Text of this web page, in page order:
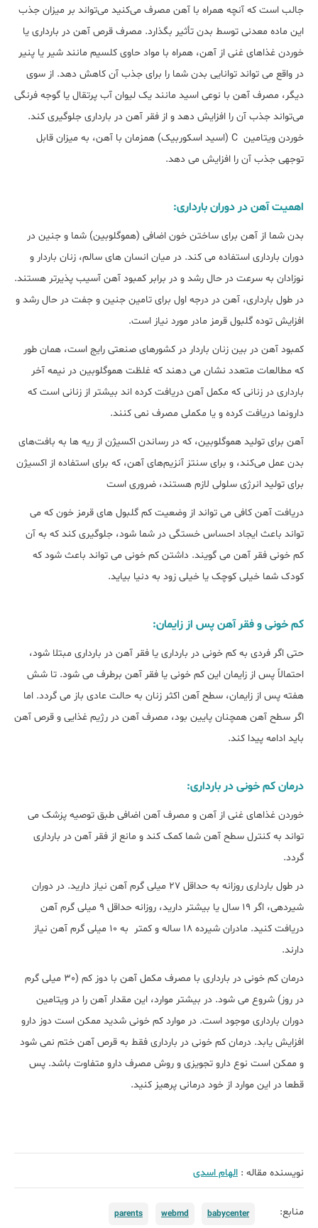
جالب است که آنچه همراه با آهن مصرف می‌کنید می‌تواند بر میزان جذب
این ماده معدنی توسط بدن تأثیر بگذارد. مصرف قرص آهن در بارداری یا
خوردن غذاهای غنی از آهن، همراه با مواد حاوی کلسیم مانند شیر یا پنیر
در واقع می تواند توانایی بدن شما را برای جذب آن کاهش دهد. از سوی
دیگر، مصرف آهن با نوعی اسید مانند یک لیوان آب پرتقال یا گوجه‌ فرنگی
می‌تواند جذب آن را افزایش دهد و از فقر آهن در بارداری جلوگیری کند.
خوردن ویتامین C (اسید اسکوربیک) همزمان با آهن، به میزان قابل
توجهی جذب آن را افزایش می دهد.
اهمیت آهن در دوران بارداری:
بدن شما از آهن برای ساختن خون اضافی (هموگلوبین) شما و جنین در
دوران بارداری استفاده می کند. در میان انسان های سالم، زنان باردار و
نوزادان به سرعت در حال رشد و در برابر کمبود آهن آسیب پذیرتر هستند.
در طول بارداری، آهن در درجه اول برای تامین جنین و جفت در حال رشد و
افزایش توده گلبول قرمز مادر مورد نیاز است.
کمبود آهن در بین زنان باردار در کشورهای صنعتی رایج است، همان طور
که مطالعات متعدد نشان می دهند که غلظت هموگلوبین در نیمه آخر
بارداری در زنانی که مکمل آهن دریافت کرده اند بیشتر از زنانی است که
دارونما دریافت کرده و یا مکملی مصرف نمی کنند.
آهن برای تولید هموگلوبین، که در رساندن اکسیژن از ریه‌ ها به بافت‌های
بدن عمل می‌کند، و برای سنتز آنزیم‌های آهن، که برای استفاده از اکسیژن
برای تولید انرژی سلولی لازم هستند، ضروری است
دریافت آهن کافی می تواند از وضعیت کم گلبول های قرمز خون که می
تواند باعث ایجاد احساس خستگی در شما شود، جلوگیری کند که به آن
کم خونی فقر آهن می گویند. داشتن کم خونی می تواند باعث شود که
کودک شما خیلی کوچک یا خیلی زود به دنیا بیاید.
کم خونی و فقر آهن پس از زایمان:
حتی اگر فردی به کم خونی در بارداری یا فقر آهن در بارداری مبتلا شود،
احتمالاً پس از زایمان این کم خونی یا فقر آهن برطرف می شود. تا شش
هفته پس از زایمان، سطح آهن اکثر زنان به حالت عادی باز می گردد. اما
اگر سطح آهن همچنان پایین بود، مصرف آهن در رژیم غذایی و قرص آهن
باید ادامه پیدا کند.
درمان کم خونی در بارداری:
خوردن غذاهای غنی از آهن و مصرف آهن اضافی طبق توصیه پزشک می
تواند به کنترل سطح آهن شما کمک کند و مانع از فقر آهن در بارداری
گردد.
در طول بارداری روزانه به حداقل ۲۷ میلی گرم آهن نیاز دارید. در دوران
شیردهی، اگر 19 سال یا بیشتر دارید، روزانه حداقل 9 میلی گرم آهن
دریافت کنید. مادران شیرده 18 ساله و کمتر به 10 میلی گرم آهن نیاز
دارند.
درمان کم خونی در بارداری با مصرف مکمل آهن با دوز کم (30 میلی گرم
در روز) شروع می شود. در بیشتر موارد، این مقدار آهن را در ویتامین
دوران بارداری موجود است. در موارد کم خونی شدید ممکن است دوز دارو
افزایش یابد. درمان کم خونی در بارداری فقط به قرص آهن ختم نمی شود
و ممکن است نوع دارو تجویزی و روش مصرف دارو متفاوت باشد. پس
قطعا در این موارد از خود درمانی پرهیز کنید.
نویسنده مقاله : الهام اسدی
منابع: babycenter
webmd
parents